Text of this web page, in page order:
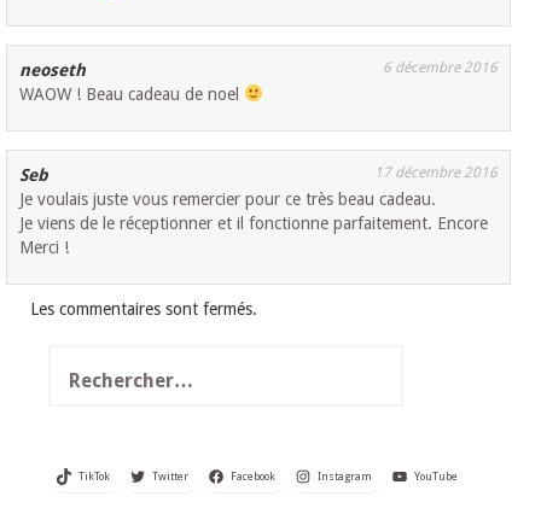
neoseth 6 décembre 2016
WAOW ! Beau cadeau de noel
Seb 17 décembre 2016
Je voulais juste vous remercier pour ce très beau cadeau.
Je viens de le réceptionner et il fonctionne parfaitement. Encore
Merci !
Les commentaires sont fermés.
TikTok Twitter Facebook Instagram YouTube